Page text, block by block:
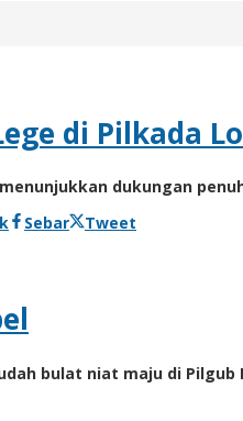
di Pilkada
dukungan
Sebar
Tweet
bulat niat maju di Pilgub